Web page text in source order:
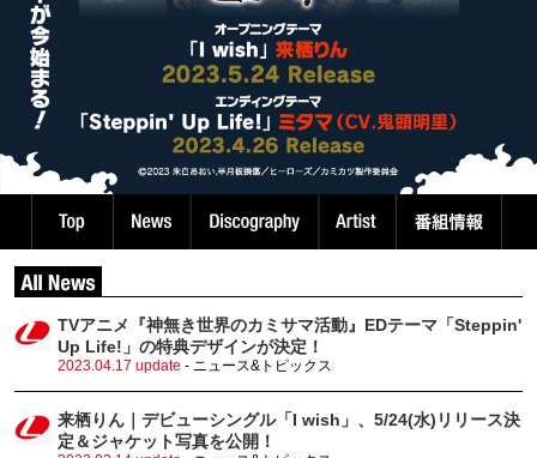
TVアニメ『神無き世界のカミサマ活動』EDテーマ「Steppin'
Up Life!」の特典デザインが決定！
2023.04.17 update - ニュース&トピックス
来栖りん｜デビューシングル「I wish」、5/24(水)リリース決
定＆ジャケット写真を公開！